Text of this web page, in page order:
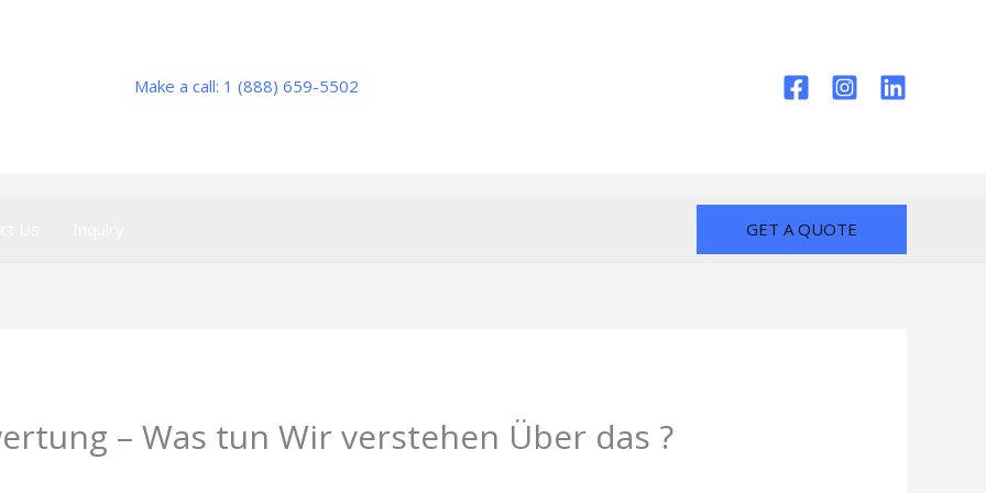
Make a call: 1 (888) 659-5502
GET A QUOTE
– Was tun Wir verstehen Über das ?